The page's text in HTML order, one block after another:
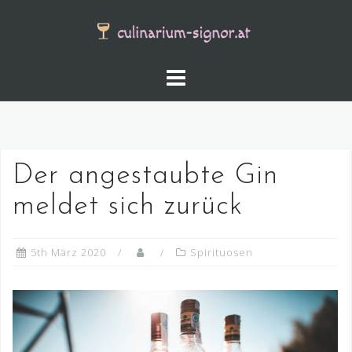
Der angestaubte Gin
meldet sich zurück
5th März 2020 Spirituosen